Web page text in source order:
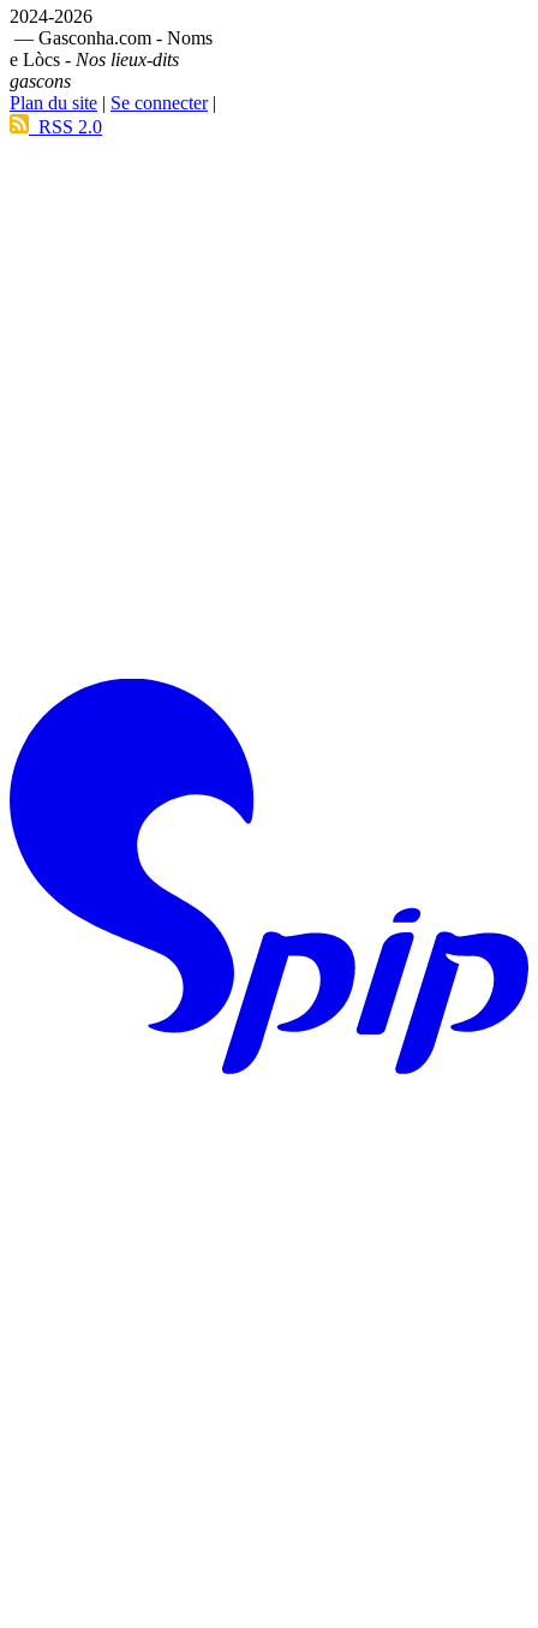
2024-2026
— Gasconha.com - Noms
e Lòcs - Nos lieux-dits
gascons
Plan du site | Se connecter|
RSS 2.0